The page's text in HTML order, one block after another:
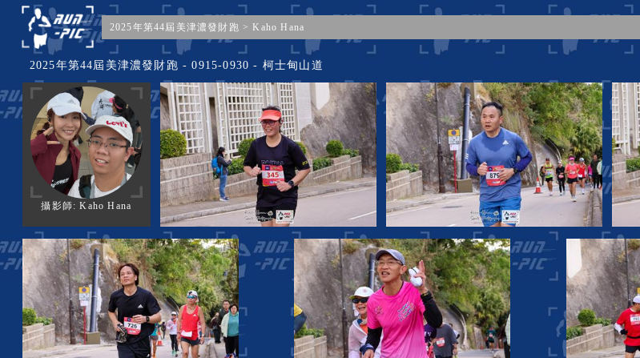
2025年第44屆美津濃發財跑 >Kaho Hana
2025年第44屆美津濃發財跑 - 0915-0930 - 柯士甸山道
攝影師: Kaho Hana